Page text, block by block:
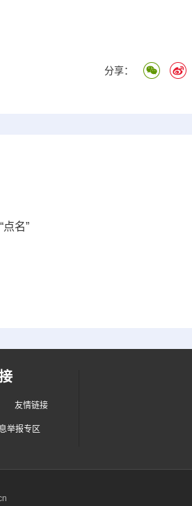
分享：
名”
友情链接
举报专区